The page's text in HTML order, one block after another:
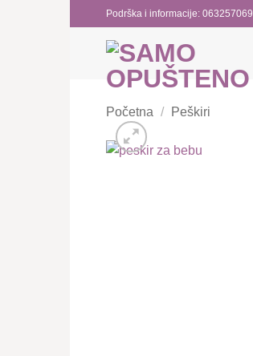
Preskoči
na
sadržaj
Podrška i informacije: 063257069
Početna / Peškiri